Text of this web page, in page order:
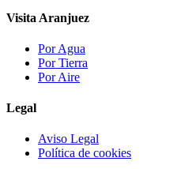
Visita Aranjuez
Por Agua
Por Tierra
Por Aire
Legal
Aviso Legal
Política de cookies